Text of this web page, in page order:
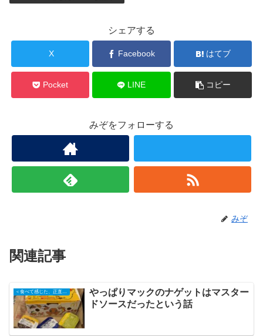
シェアする
X Facebook はてブ
Pocket LINE コピー
みぞをフォローする
みぞ
関連記事
＜食べて感じた、正直な記録＞
やっぱりマックのナゲットはマスター
ドソースだったという話